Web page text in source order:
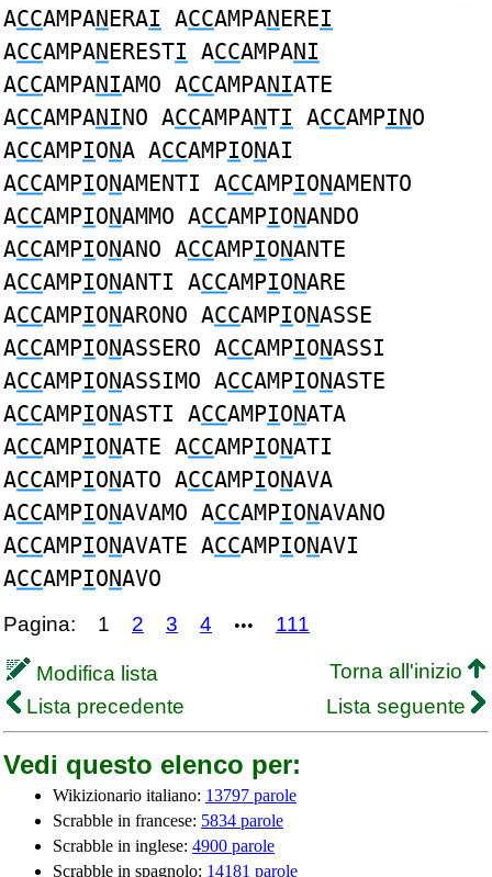
ACCAMPANERAI ACCAMPANEREI
ACCAMPANERESTI ACCAMPANI
ACCAMPANIAMO ACCAMPANIATE
ACCAMPANINO ACCAMPANTI ACCAMPINO
ACCAMPIONA ACCAMPIONAI
ACCAMPIONAMENTI ACCAMPIONAMENTO
ACCAMPIONAMMO ACCAMPIONANDO
ACCAMPIONANO ACCAMPIONANTE
ACCAMPIONANTI ACCAMPIONARE
ACCAMPIONARONO ACCAMPIONASSE
ACCAMPIONASSERO ACCAMPIONASSI
ACCAMPIONASSIMO ACCAMPIONASTE
ACCAMPIONASTI ACCAMPIONATA
ACCAMPIONATE ACCAMPIONATI
ACCAMPIONATO ACCAMPIONAVA
ACCAMPIONAVAMO ACCAMPIONAVANO
ACCAMPIONAVATE ACCAMPIONAVI
ACCAMPIONAVO
Pagina: 1 2 3 4 ••• 111
Modifica lista
Torna all'inizio
Lista precedente
Lista seguente
Vedi questo elenco per:
Wikizionario italiano: 13797 parole
Scrabble in francese: 5834 parole
Scrabble in inglese: 4900 parole
Scrabble in spagnolo: 14181 parole